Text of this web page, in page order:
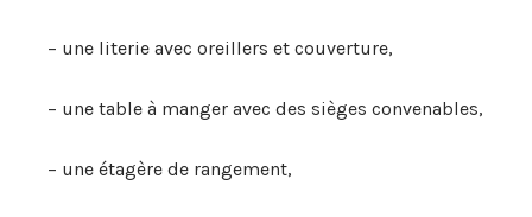
– une literie avec oreillers et couverture,
– une table à manger avec des sièges convenables,
– une étagère de rangement,